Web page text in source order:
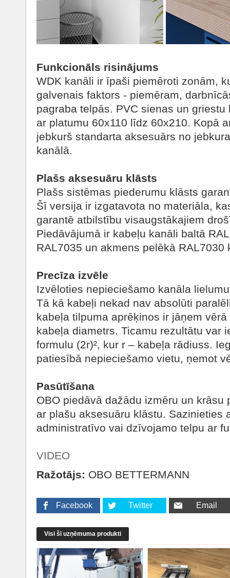
Funkcionāls risinājums
WDK kanāli ir īpaši piemēroti zonām,
galvenais faktors - piemēram,
pagraba telpās. PVC sienas un
ar platumu 60x110 līdz 60x210. Kopā
jebkurš standarta aksesuārs no
kanālā.
Plašs aksesuāru klāsts
Plašs sistēmas piederumu klāsts
Šī versija ir izgatavota no materiāla,
garantē atbilstību visaugstākajiem
Piedāvājumā ir kabeļu kanāli baltā
RAL7035 un akmens pelēkā RAL7030
Precīza izvēle
Izvēloties nepieciešamo kanāla
Tā kā kabeļi nekad nav absolūti
kabeļa tilpuma aprēķinos ir jāņem
kabeļa diametrs. Ticamu rezultātu var
formulu (2r)², kur r – kabeļa rādiuss.
patiesībā nepieciešamo vietu, ņemot
Pasūtīšana
OBO piedāvā dažādu izmēru un
ar plašu aksesuāru klāstu. Sazinieties
administratīvo vai dzīvojamo telpu ar
VIDEO
Ražotājs: OBO BETTERMANN
Facebook Twitter Email
Visi šī uzņēmuma produkti